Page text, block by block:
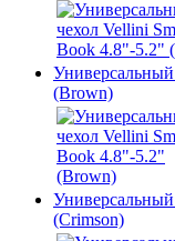
(Brown)
(Crimson)